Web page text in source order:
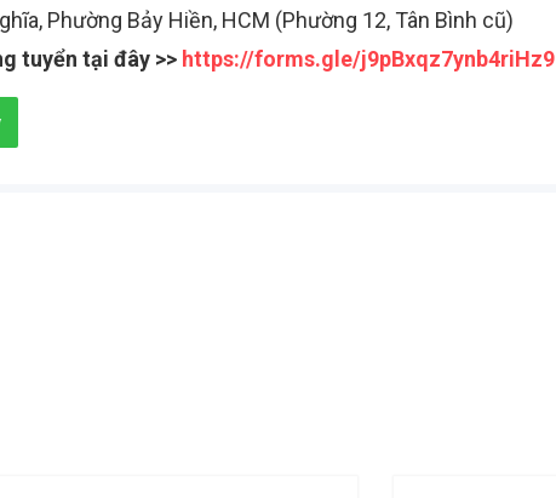
Phường Bảy Hiền, HCM (Phường 12, Tân Bình cũ)
tuyển tại đây >> https://forms.gle/j9pBxqz7ynb4riHz9